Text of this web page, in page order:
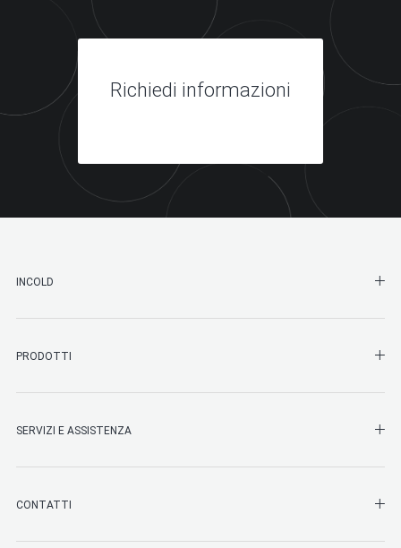
Richiedi informazioni
INCOLD
PRODOTTI
SERVIZI E ASSISTENZA
CONTATTI